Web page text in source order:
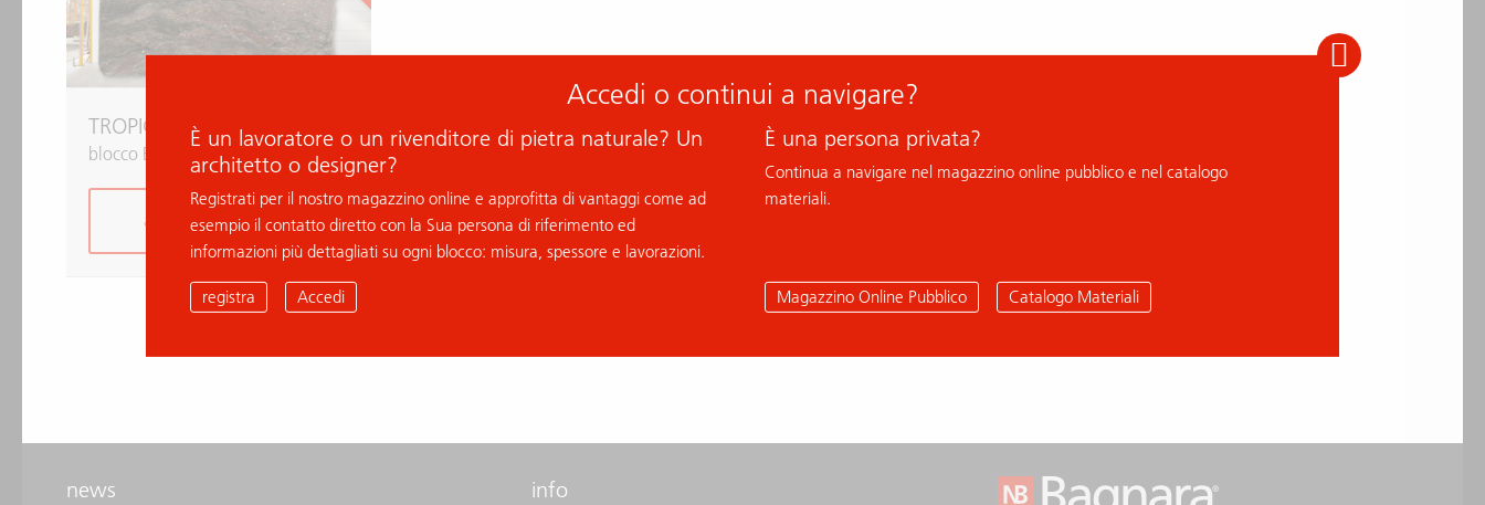
TROPICAL BRASIL
blocco B000227
aggiungi alla richiesta
news info
Accedi o continui a navigare?
È un lavoratore o un rivenditore di pietra naturale? Un
architetto o designer?
Registrati per il nostro magazzino online e approfitta di vantaggi come ad
esempio il contatto diretto con la Sua persona di riferimento ed
informazioni più dettagliati su ogni blocco: misura, spessore e lavorazioni.
È una persona privata?
Continua a navigare nel magazzino online pubblico e nel catalogo
materiali.
registra Accedi Magazzino Online Pubblico Catalogo Materiali